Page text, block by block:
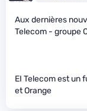
Aux dernières
Telecom - groupe
EI Telecom est un
et Orange